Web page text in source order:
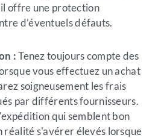
offre une protection
d’éventuels défauts.
:Tenez toujours compte des
vous effectuez un achat
soigneusement les frais
par différents fournisseurs.
qui semblent bon
réalité s'avérer élevés lorsque